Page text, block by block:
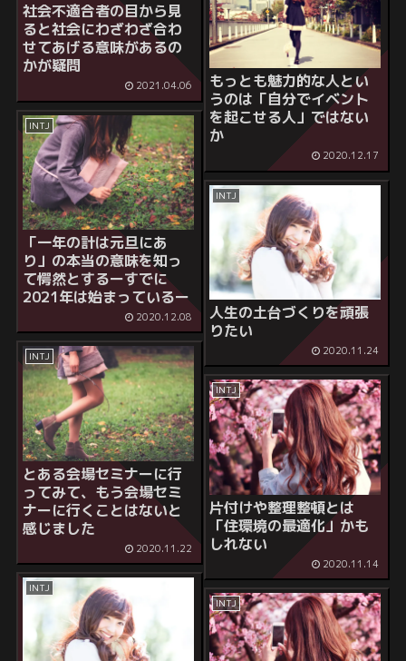
社会不適合者の目から見
ると社会にわざわざ合わ
せてあげる意味があるの
かが疑問
2021.04.06
もっとも魅力的な人とい
うのは「自分でイベント
を起こせる人」ではない
か
2020.12.17
INTJ
「一年の計は元旦にあ
り」の本当の意味を知っ
て愕然とするーすでに
2021年は始まっているー
2020.12.08
INTJ
人生の土台づくりを頑張
りたい
2020.11.24
INTJ
とある会場セミナーに行
ってみて、もう会場セミ
ナーに行くことはないと
感じました
2020.11.22
INTJ
片付けや整理整頓とは
「住環境の最適化」かも
しれない
2020.11.14
INTJ
INTJ